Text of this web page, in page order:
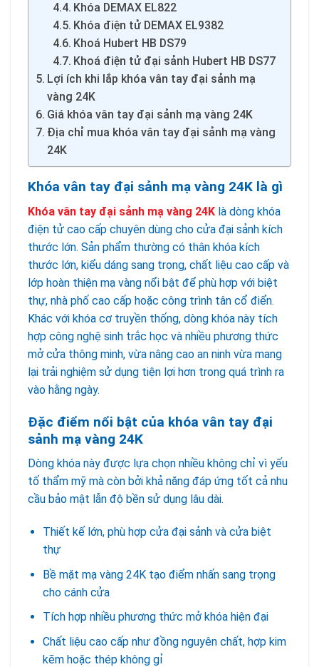
Khóa DEMAX EL822
Khóa điện tử DEMAX EL9382
Khoá Hubert HB DS79
Khoá điện tử đại sảnh Hubert HB DS77
Lợi ích khi lắp khóa vân tay đại sảnh mạ
vàng 24K
Giá khóa vân tay đại sảnh mạ vàng 24K
Địa chỉ mua khóa vân tay đại sảnh mạ vàng
24K
Khóa vân tay đại sảnh mạ vàng 24K là gì
Khóa vân tay đại sảnh mạ vàng 24K là dòng khóa
điện tử cao cấp chuyên dùng cho cửa đại sảnh kích
thước lớn. Sản phẩm thường có thân khóa kích
thước lớn, kiểu dáng sang trọng, chất liệu cao cấp và
lớp hoàn thiện mạ vàng nổi bật để phù hợp với biệt
thự, nhà phố cao cấp hoặc công trình tân cổ điển.
Khác với khóa cơ truyền thống, dòng khóa này tích
hợp công nghệ sinh trắc học và nhiều phương thức
mở cửa thông minh, vừa nâng cao an ninh vừa mang
lại trải nghiệm sử dụng tiện lợi hơn trong quá trình ra
vào hằng ngày.
Đặc điểm nổi bật của khóa vân tay đại
sảnh mạ vàng 24K
Dòng khóa này được lựa chọn nhiều không chỉ vì yếu
tố thẩm mỹ mà còn bởi khả năng đáp ứng tốt cả nhu
cầu bảo mật lẫn độ bền sử dụng lâu dài.
Thiết kế lớn, phù hợp cửa đại sảnh và cửa biệt
thự
Bề mặt mạ vàng 24K tạo điểm nhấn sang trọng
cho cánh cửa
Tích hợp nhiều phương thức mở khóa hiện đại
Chất liệu cao cấp như đồng nguyên chất, hợp kim
kẽm hoặc thép không gỉ